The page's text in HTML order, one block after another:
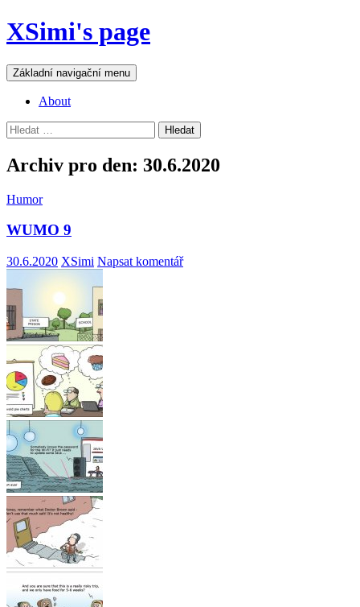
Přejít
k
webu
XSimi's page
Hledat
Základní navigační menu
About
Vyhledávání
Archiv pro den: 30.6.2020
Humor
WUMO 9
30.6.2020 XSimi Napsat komentář